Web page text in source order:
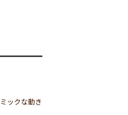
ックな動き